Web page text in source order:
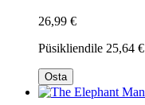
26,99 €
Püsikliendile 25,64 €
Osta